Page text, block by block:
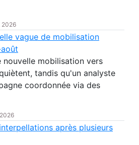
2026
vague de mobilisation
nouvelle mobilisation vers
tandis qu'un analyste
coordonnée via des
après plusieurs